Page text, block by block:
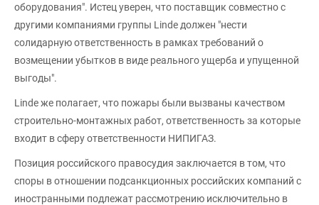
оборудования". Истец уверен, что поставщик совместно с
другими компаниями группы Linde должен "нести
солидарную ответственность в рамках требований о
возмещении убытков в виде реального ущерба и упущенной
выгоды".
Linde же полагает, что пожары были вызваны качеством
строительно-монтажных работ, ответственность за которые
входит в сферу ответственности НИПИГАЗ.
Позиция российского правосудия заключается в том, что
споры в отношении подсанкционных российских компаний с
иностранными подлежат рассмотрению исключительно в